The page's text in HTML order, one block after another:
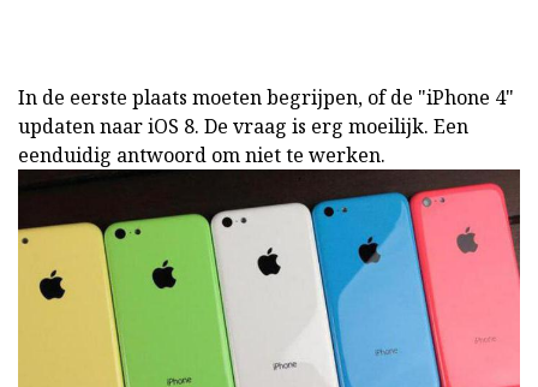
In de eerste plaats moeten begrijpen, of de "iPhone 4"
updaten naar iOS 8. De vraag is erg moeilijk. Een
eenduidig antwoord om niet te werken.